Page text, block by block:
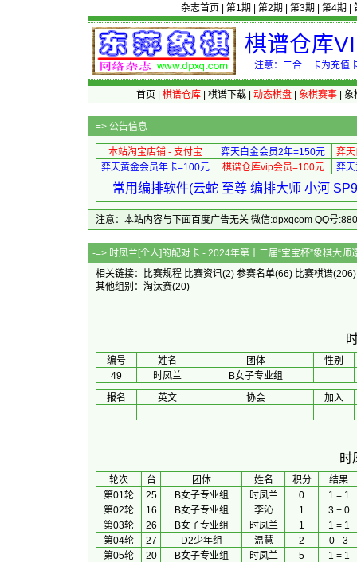
杂志首页 第1期 第2期 第3期 第4期
棋谱仓库
注意：二合一卡为充值
首页 棋谱仓库| 棋谱下载| 动态棋盘| 象棋赛事| 象
-=> 公告信息
本站淘宝店铺 - 支付宝 弈天白金会员2年=150元
弈
弈天黄金会员年卡=100元
棋谱仓库vip会员=100元 弈
常用编排软件(云蛇 至尊 编排大师 小河
注意：本站内容与下面百度广告无关 微信:dpxqcom QQ号
-=> 时凤兰[个人]的配对卡 - 2024年第十二届
相关链接：
比赛规程 比赛资讯(2) 参赛名单(66) 比赛棋谱
其他组别： 淘汰赛(20)
编号 姓名 团体
性别
49
时凤兰
B女子专业组
报名
英文 协会 加入
时
轮次 台 团体 姓名 积分
结果
第01轮
25 B女子专业组 时凤兰 0
1 = 1
第02轮
16 B女子专业组 李沁 1
3 + 0
第03轮
26 B女子专业组 时凤兰 1
1 = 1
第04轮
27 D2少年组 温慧 2
0 - 3
第05轮
20 B女子专业组 时凤兰 5
1 = 1